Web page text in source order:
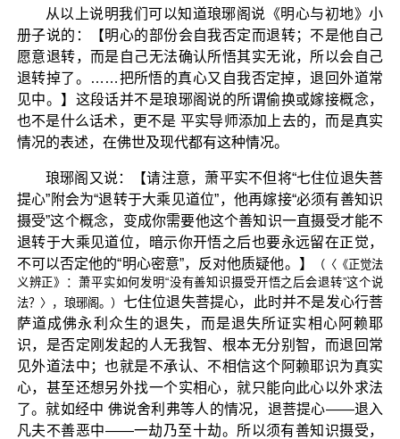
从以上说明我们可以知道琅琊阁说《明心与初地》小
册子说的：【明心的部份会自我否定而退转；不是他自己
愿意退转，而是自己无法确认所悟其实无讹，所以会自己
退转掉了。……把所悟的真心又自我否定掉，退回外道常
见中。】这段话并不是琅琊阁说的所谓偷换或嫁接概念，
也不是什么话术，更不是 平实导师添加上去的，而是真实
情况的表述，在佛世及现代都有这种情况。
琅琊阁又说：【请注意，萧平实不但将“七住位退失菩
提心”附会为“退转于大乘见道位”，他再嫁接“必须有善知识
摄受”这个概念，变成你需要他这个善知识一直摄受才能不
退转于大乘见道位，暗示你开悟之后也要永远留在正觉，
不可以否定他的“明心密意”，反对他质疑他。】
（〈《正觉法
义辨正》：萧平实如何发明“没有善知识摄受开悟之后会退转”这个说
法？〉，琅琊阁。） 七住位退失菩提心，此时并不是发心行菩
萨道成佛永利众生的退失，而是退失所证实相心阿赖耶
识，是否定刚发起的人无我智、根本无分别智，而退回常
见外道法中；也就是不承认、不相信这个阿赖耶识为真实
心，甚至还想另外找一个实相心，就只能向此心以外求法
了。就如经中 佛说舍利弗等人的情况，退菩提心——退入
凡夫不善恶中——一劫乃至十劫。所以须有善知识摄受，